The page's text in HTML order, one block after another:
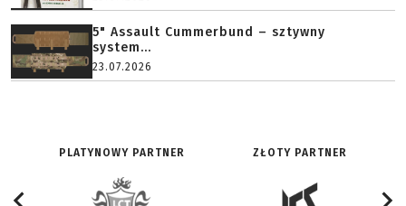
5" Assault Cummerbund – sztywny
system...
23.07.2026
PLATYNOWY PARTNER ZŁOTY PARTNER